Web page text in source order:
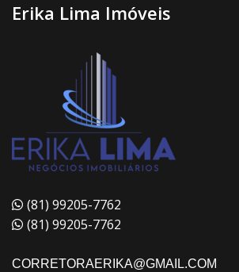
Erika Lima Imóveis
(81) 99205-7762
(81) 99205-7762
CORRETORAERIKA@GMAIL.COM